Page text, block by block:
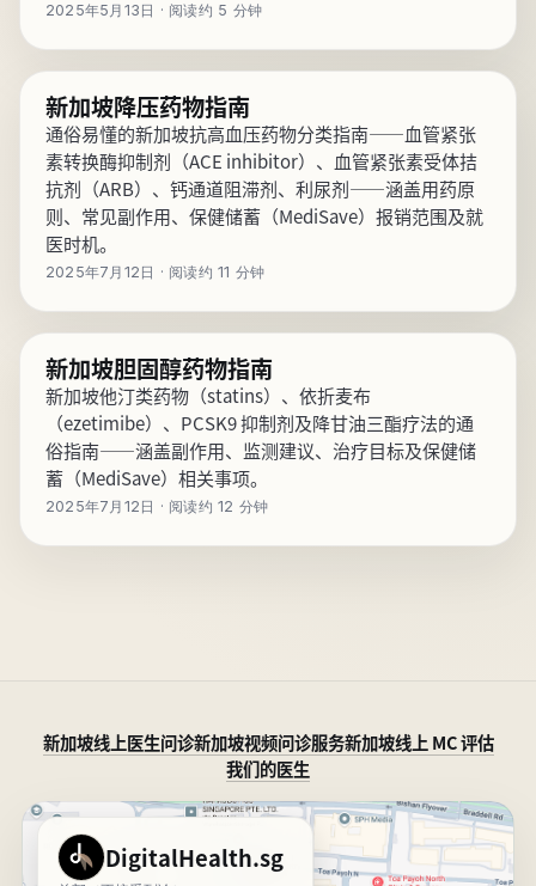
2025年5月13日 · 阅读约 5 分钟
新加坡降压药物指南
通俗易懂的新加坡抗高血压药物分类指南——血管紧张
素转换酶抑制剂（ACE inhibitor）、血管紧张素受体拮
抗剂（ARB）、钙通道阻滞剂、利尿剂——涵盖用药原
则、常见副作用、保健储蓄（MediSave）报销范围及就
医时机。
2025年7月12日 · 阅读约 11 分钟
新加坡胆固醇药物指南
新加坡他汀类药物（statins）、依折麦布
（ezetimibe）、PCSK9 抑制剂及降甘油三酯疗法的通
俗指南——涵盖副作用、监测建议、治疗目标及保健储
蓄（MediSave）相关事项。
2025年7月12日 · 阅读约 12 分钟
新加坡线上医生问诊新加坡视频问诊服务新加坡线上 MC 评估
我们的医生
在 Google 地图上查看 DigitalHealth.sg
DigitalHealth.sg